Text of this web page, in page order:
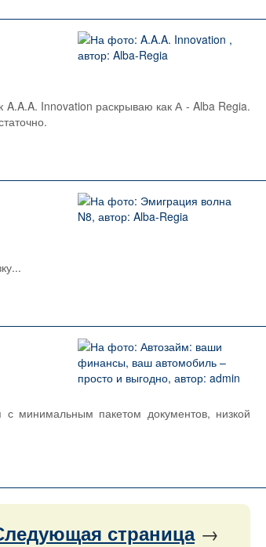
Innovation раскрываю как А - Alba Regia.
минимальным пакетом документов, низкой
страница→